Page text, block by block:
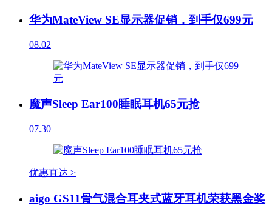
华为MateView SE显示器促销，到手仅699元
08.02
魔声Sleep Ear100睡眠耳机65元抢
07.30
优惠直达 >
aigo GS11骨气混合耳夹式蓝牙耳机荣获黑金奖